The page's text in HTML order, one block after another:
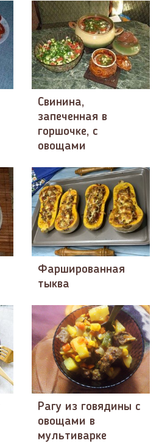
Свинина,
запеченная в
горшочке, с
овощами
Фаршированная
тыква
Рагу из говядины с
овощами в
мультиварке